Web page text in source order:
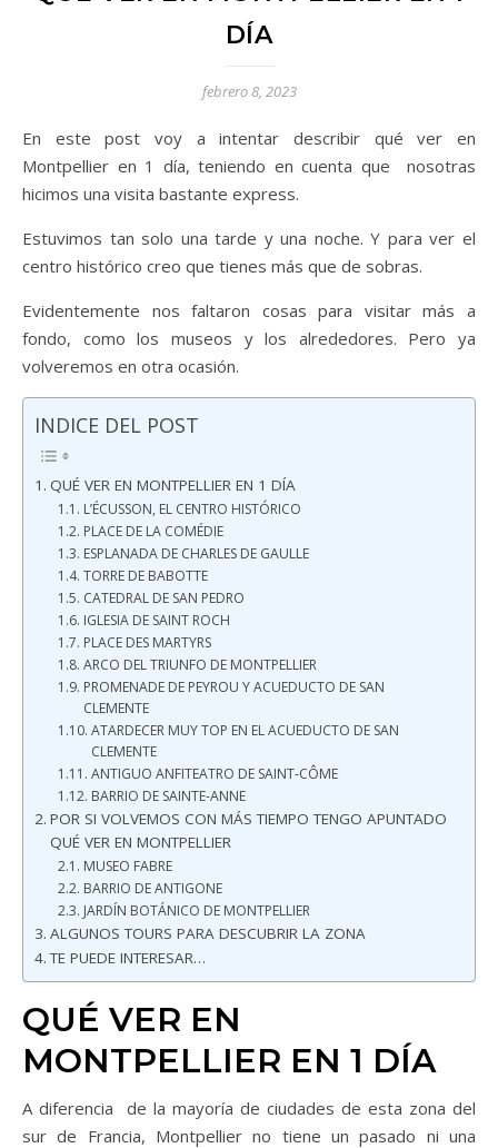
DÍA
febrero 8, 2023
En este post voy a intentar describir qué ver en
Montpellier en 1 día, teniendo en cuenta que nosotras
hicimos una visita bastante express.
Estuvimos tan solo una tarde y una noche. Y para ver el
centro histórico creo que tienes más que de sobras.
Evidentemente nos faltaron cosas para visitar más a
fondo, como los museos y los alrededores. Pero ya
volveremos en otra ocasión.
INDICE DEL POST
QUÉ VER EN MONTPELLIER EN 1 DÍA
L’ÉCUSSON, EL CENTRO HISTÓRICO
PLACE DE LA COMÉDIE
ESPLANADA DE CHARLES DE GAULLE
TORRE DE BABOTTE
CATEDRAL DE SAN PEDRO
IGLESIA DE SAINT ROCH
PLACE DES MARTYRS
ARCO DEL TRIUNFO DE MONTPELLIER
PROMENADE DE PEYROU Y ACUEDUCTO DE SAN
CLEMENTE
ATARDECER MUY TOP EN EL ACUEDUCTO DE SAN
CLEMENTE
ANTIGUO ANFITEATRO DE SAINT-CÔME
BARRIO DE SAINTE-ANNE
POR SI VOLVEMOS CON MÁS TIEMPO TENGO APUNTADO
QUÉ VER EN MONTPELLIER
MUSEO FABRE
BARRIO DE ANTIGONE
JARDÍN BOTÁNICO DE MONTPELLIER
ALGUNOS TOURS PARA DESCUBRIR LA ZONA
TE PUEDE INTERESAR…
QUÉ VER EN
MONTPELLIER EN 1 DÍA
A diferencia de la mayoría de ciudades de esta zona del
sur de Francia, Montpellier no tiene un pasado ni una